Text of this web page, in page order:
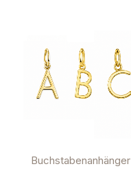
Buchstabenanhänger